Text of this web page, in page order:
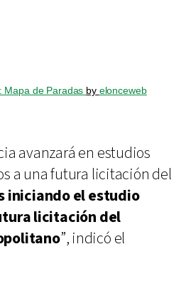
Mapa de Paradas by elonceweb
avanzará en estudios
a una futura licitación del
iniciando el estudio
licitación del
”, indicó el